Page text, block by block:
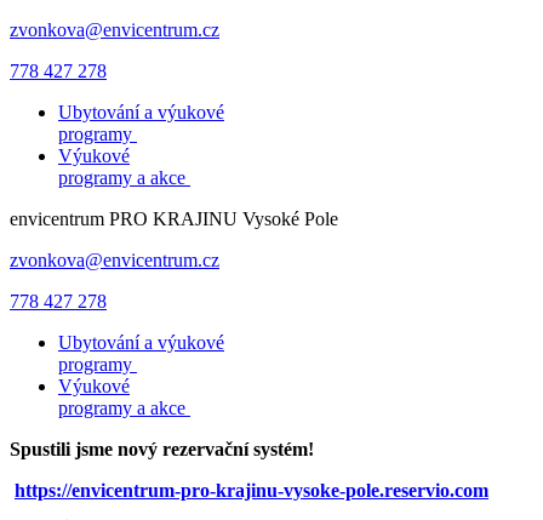
zvonkova@envicentrum.cz
778 427 278
Ubytování a výukové
programy
Výukové
programy a akce
envicentrum PRO KRAJINU Vysoké Pole
zvonkova@envicentrum.cz
778 427 278
Ubytování a výukové
programy
Výukové
programy a akce
Spustili jsme nový rezervační systém!
https://envicentrum-pro-krajinu-vysoke-pole.reservio.com